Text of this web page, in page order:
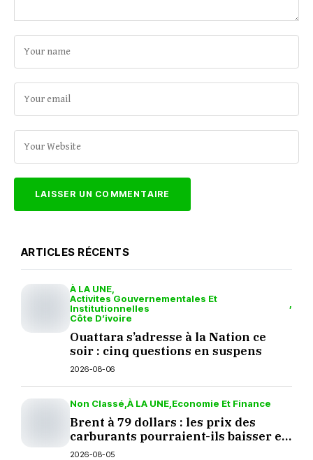
ARTICLES RÉCENTS
À LA UNE
Activites Gouvernementales Et
Institutionnelles
Côte D’ivoire
Ouattara s’adresse à la Nation ce
soir : cinq questions en suspens
2026-08-06
Non Classé À LA UNE Economie Et Finance
Brent à 79 dollars : les prix des
carburants pourraient-ils baisser en
septembre ?
2026-08-05